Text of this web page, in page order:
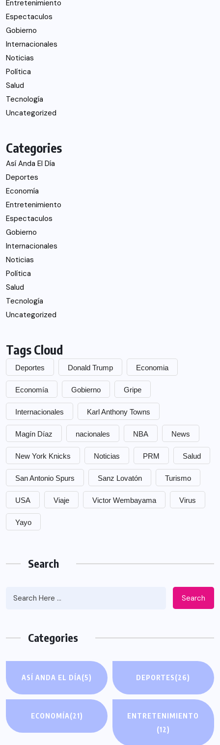
Entretenimiento
Espectaculos
Gobierno
Internacionales
Noticias
Política
Salud
Tecnología
Uncategorized
Categories
Así Anda El Día
Deportes
Economía
Entretenimiento
Espectaculos
Gobierno
Internacionales
Noticias
Política
Salud
Tecnología
Uncategorized
Tags Cloud
Deportes Donald Trump Economia
Economía Gobierno Gripe
Internacionales Karl Anthony Towns
Magín Díaz nacionales NBA News
New York Knicks Noticias PRM Salud
San Antonio Spurs Sanz Lovatón Turismo
USA Viaje Victor Wembayama Virus
Yayo
Search
Search
Categories
ASÍ ANDA EL DÍA(5) DEPORTES(26)
ECONOMÍA(21)
ENTRETENIMIENTO
(12)